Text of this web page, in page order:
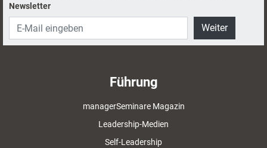
Newsletter
Weiter
Führung
managerSeminare Magazin
Leadership-Medien
Self-Leadership